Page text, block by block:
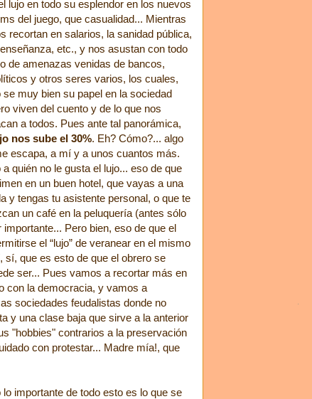
lujo en todo su esplendor en los nuevos
del juego, que casualidad... Mientras
recortan en salarios, la sanidad pública,
etc., y nos asustan con todo
de amenazas venidas de bancos,
y otros seres varios, los cuales,
se muy bien su papel en la sociedad
viven del cuento y de lo que nos
a todos. Pues ante tal panorámica,
nos sube el 30%. Eh? Cómo?... algo
escapa, a mí y a unos cuantos más.
a quién no le gusta el lujo... eso de que
en un buen hotel, que vayas a una
y tengas tu asistente personal, o que te
un café en la peluquería (antes sólo
Pero bien, eso de que el
el “lujo” de veranear en el mismo
sí, que es esto de que el obrero se
ser... Pues vamos a recortar más en
con la democracia, y vamos a
sociedades feudalistas donde no
y una clase baja que sirve a la anterior
"hobbies" contrarios a la preservación
con protestar... Madre mía!, que
lo importante de todo esto es lo que se